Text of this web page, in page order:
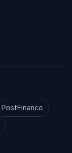
PostFinance